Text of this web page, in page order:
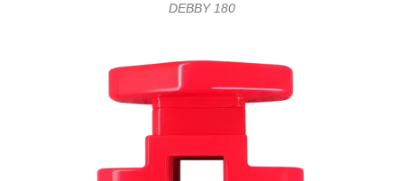
DEBBY 180